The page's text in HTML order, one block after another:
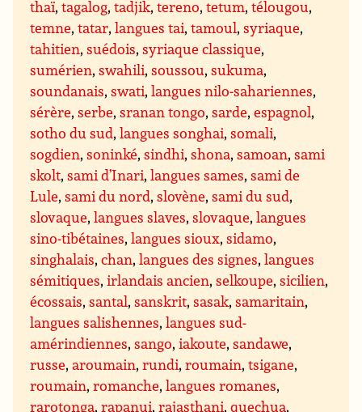
thaï,tagalog,tadjik,tereno,tetum,télougou,
temne,tatar,langues tai,tamoul,syriaque,
tahitien,suédois,syriaque classique,
sumérien,swahili,soussou,sukuma,
soundanais,swati,langues nilo-sahariennes,
sérère,serbe,sranan tongo,sarde,espagnol,
sotho du sud,langues songhai,somali,
sogdien,soninké,sindhi,shona,samoan,sami
skolt,sami d’Inari,langues sames,sami de
Lule,sami du nord,slovène,sami du sud,
slovaque,langues slaves,slovaque,langues
sino-tibétaines,langues sioux,sidamo,
singhalais,chan,langues des signes,langues
sémitiques,irlandais ancien,selkoupe,sicilien,
écossais,santal,sanskrit,sasak,samaritain,
langues salishennes,langues sud-
amérindiennes,sango,iakoute,sandawe,
russe,aroumain,rundi,roumain,tsigane,
roumain,romanche,langues romanes,
rarotonga,rapanui,rajasthani,quechua,